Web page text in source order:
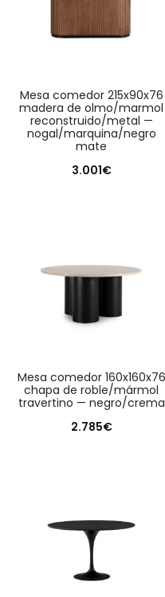
mesa comedor 215x90x76
madera de olmo/marmol
reconstruido/metal —
nogal/marquina/negro
mate
3.001€
mesa comedor 160x160x76
chapa de roble/mármol
travertino — negro/crema
2.785€